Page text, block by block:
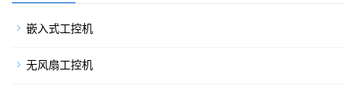
嵌入式工控机
无风扇工控机